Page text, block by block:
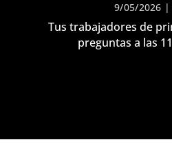
9/05/2026 |
Tus trabajadores de
preguntas a las